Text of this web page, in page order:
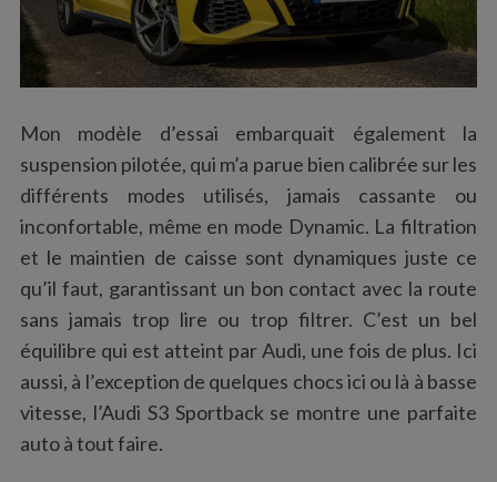
Mon modèle d’essai embarquait également la
suspension pilotée, qui m’a parue bien calibrée sur les
différents modes utilisés, jamais cassante ou
inconfortable, même en mode Dynamic. La filtration
et le maintien de caisse sont dynamiques juste ce
qu’il faut, garantissant un bon contact avec la route
sans jamais trop lire ou trop filtrer. C’est un bel
équilibre qui est atteint par Audi, une fois de plus. Ici
aussi, à l’exception de quelques chocs ici ou là à basse
vitesse, l’Audi S3 Sportback se montre une parfaite
auto à tout faire.